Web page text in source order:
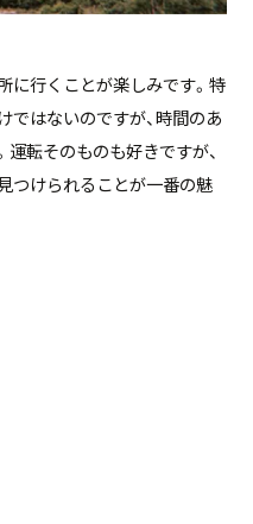
に行くことが楽しみです。特
ではないのですが、時間のあ
転そのものも好きですが、
つけられることが一番の魅